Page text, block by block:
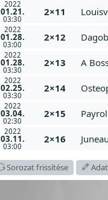
2022
01.21.
03:30
2×11
2022
01.28.
03:00
2×12
2022
01.28.
03:30
2×13 A
2022
02.25.
03:30
2×14
2022
03.04.
02:30
2×15
2022
03.11.
03:00
2×16
Sorozat frissítése